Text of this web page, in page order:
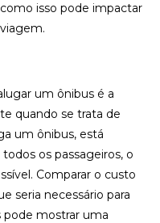
isso pode impactar
um ônibus é a
quando se trata de
um ônibus, está
os passageiros, o
Comparar o custo
seria necessário para
pode mostrar uma